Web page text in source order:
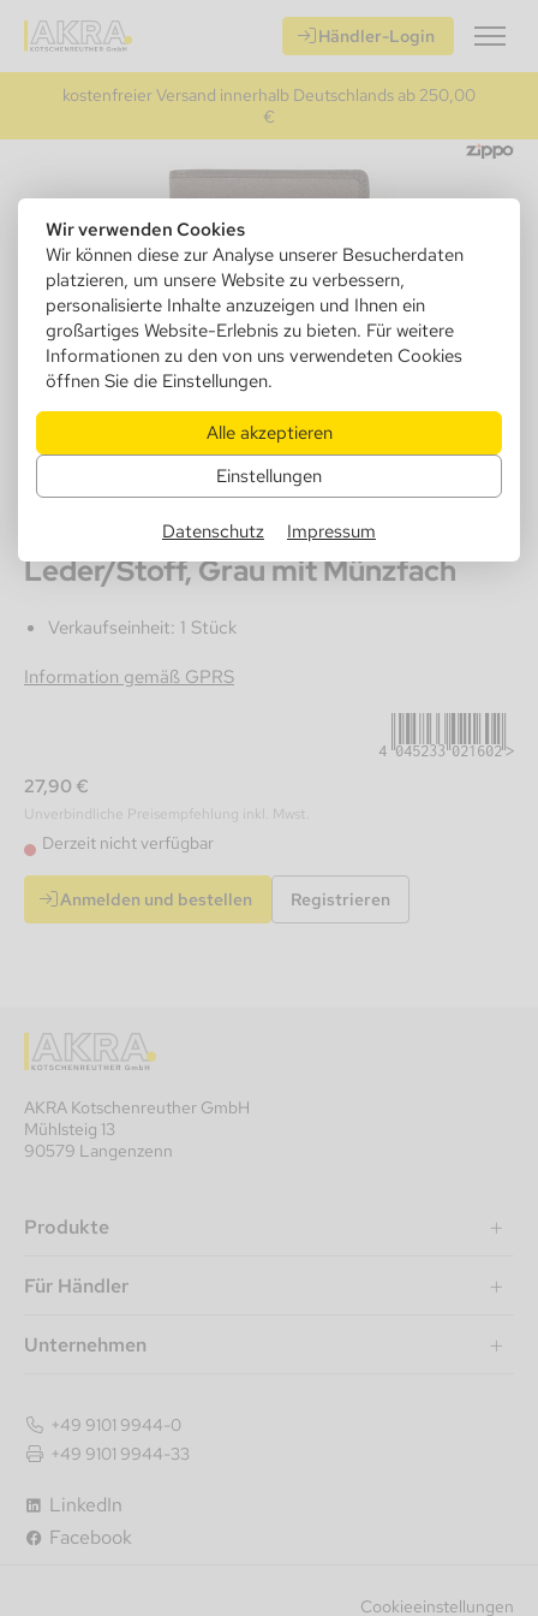
Wir verwenden Cookies
Wir können diese zur Analyse unserer Besucherdaten
platzieren, um unsere Website zu verbessern,
personalisierte Inhalte anzuzeigen und Ihnen ein
großartiges Website-Erlebnis zu bieten. Für weitere
Informationen zu den von uns verwendeten Cookies
öffnen Sie die Einstellungen.
Alle akzeptieren
Einstellungen
Datenschutz Impressum
Händler-Login
kostenfreier Versand innerhalb Deutschlands ab 250,00
€
880005
Zippo 2005120 Geldbeutel
Leder/Stoff, Grau mit Münzfach
Verkaufseinheit: 1 Stück
Information gemäß GPRS
4045233021602
27,90 €
Unverbindliche Preisempfehlung inkl. Mwst.
Derzeit nicht verfügbar
Anmelden und bestellen Registrieren
AKRA Kotschenreuther GmbH
Mühlsteig 13
90579 Langenzenn
Produkte
Für Händler
Unternehmen
LinkedIn
Facebook
+49 9101 9944-0
+49 9101 9944-33
Cookieeinstellungen